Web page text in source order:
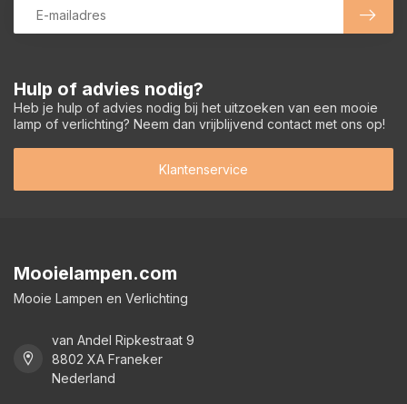
Hulp of advies nodig?
Heb je hulp of advies nodig bij het uitzoeken van een mooie
lamp of verlichting? Neem dan vrijblijvend contact met ons op!
Klantenservice
Mooielampen.com
Mooie Lampen en Verlichting
van Andel Ripkestraat 9
8802 XA Franeker
Nederland